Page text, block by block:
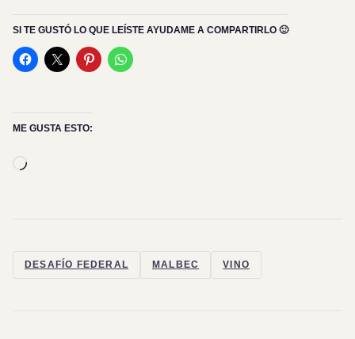
SI TE GUSTÓ LO QUE LEÍSTE AYUDAME A COMPARTIRLO 🙂
ME GUSTA ESTO:
Cargando...
DESAFÍO FEDERAL MALBEC VINO